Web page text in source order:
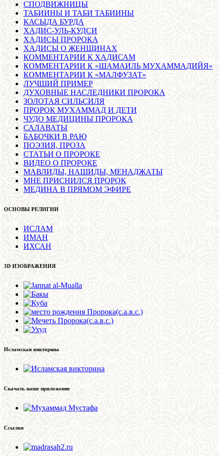
СПОДВИЖНИЦЫ
ТАБИИНЫ И ТАБИ ТАБИИНЫ
КАСЫДА БУРДА
ХАДИС-УЛЬ-КУДСИ
ХАДИСЫ ПРОРОКА
ХАДИСЫ О ЖЕНЩИНАХ
КОММЕНТАРИИ К ХАДИСАМ
КОММЕНТАРИИ К «ШАМАИЛЬ МУХАММАДИЙЯ»
КОММЕНТАРИИ К «МАЛФУЗАТ»
ЛУЧШИЙ ПРИМЕР
ДУХОВНЫЕ НАСЛЕДНИКИ ПРОРОКА
ЗОЛОТАЯ СИЛЬСИЛЯ
ПРОРОК МУХАММАД И ДЕТИ
ЧУДО МЕДИЦИНЫ ПРОРОКА
САЛАВАТЫ
БАБОЧКИ В РАЮ
ПОЭЗИЯ, ПРОЗА
СТАТЬИ О ПРОРОКЕ
ВИДЕО О ПРОРОКЕ
МАВЛИДЫ, НАШИДЫ, МЕНАДЖАТЫ
МНЕ ПРИСНИЛСЯ ПРОРОК
МЕДИНА В ПРЯМОМ ЭФИРЕ
ОСНОВЫ РЕЛИГИИ
ИСЛАМ
ИМАН
ИХСАН
3D ИЗОБРАЖЕНИЯ
Исламская викторина
Скачать наше приложение
Ссылки